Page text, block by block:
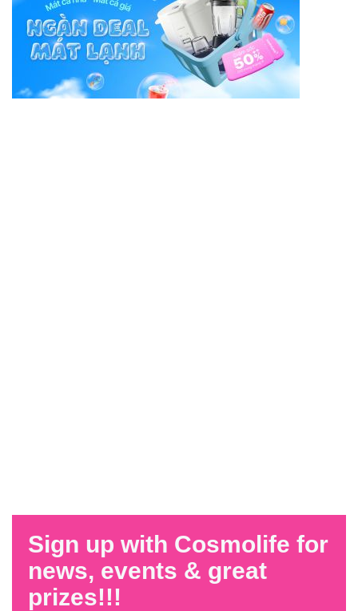
Sign up with Cosmolife for
news, events & great
prizes!!!